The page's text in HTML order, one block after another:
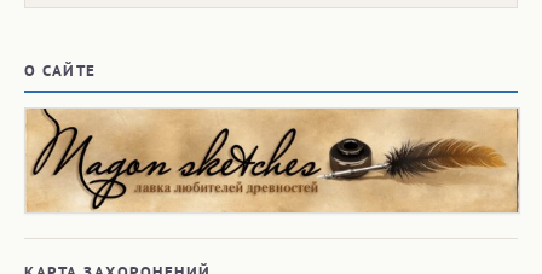
О САЙТЕ